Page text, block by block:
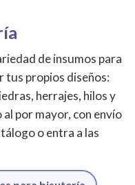
de insumos para
tus propios diseños:
herrajes, hilos y
por mayor, con envío
o entra a las